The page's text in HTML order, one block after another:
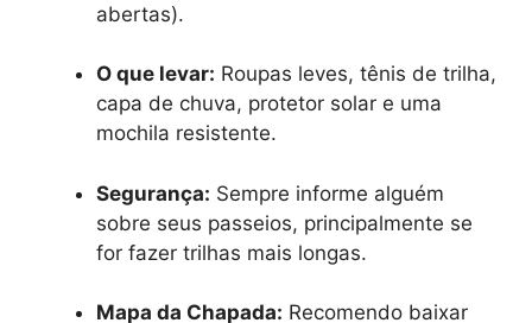
abertas).
O que levar: Roupas leves, tênis de trilha,
capa de chuva, protetor solar e uma
mochila resistente.
Segurança: Sempre informe alguém
sobre seus passeios, principalmente se
for fazer trilhas mais longas.
Mapa da Chapada: Recomendo baixar